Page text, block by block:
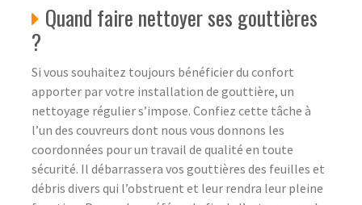
Quand faire nettoyer ses gouttières
?
Si vous souhaitez toujours bénéficier du confort
apporter par votre installation de gouttière, un
nettoyage régulier s’impose. Confiez cette tâche à
l’un des couvreurs dont nous vous donnons les
coordonnées pour un travail de qualité en toute
sécurité. Il débarrassera vos gouttières des feuilles et
débris divers qui l’obstruent et leur rendra leur pleine